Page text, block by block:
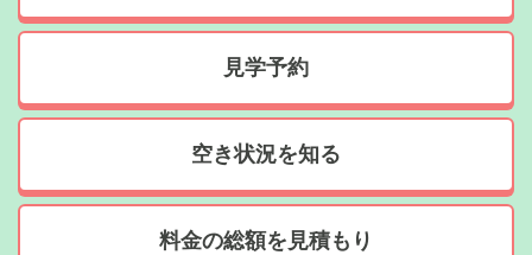
見学予約
空き状況を知る
料金の総額を見積もり